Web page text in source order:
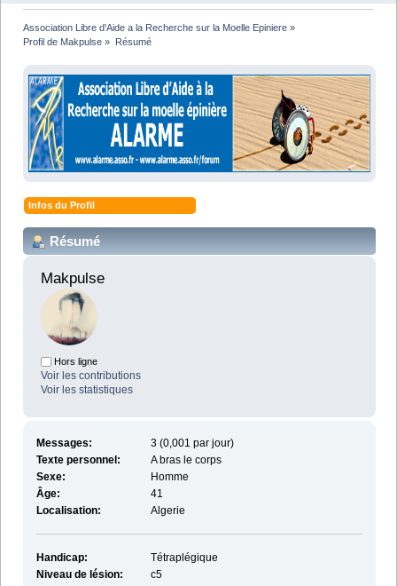
Association Libre d'Aide a la Recherche sur la Moelle Epiniere »
Profil de Makpulse » Résumé
Infos du Profil
Résumé
Makpulse
Hors ligne
Voir les contributions
Voir les statistiques
Messages:
3 (0,001 par jour)
Texte personnel:
A bras le corps
Sexe:
Homme
Âge:
41
Localisation:
Algerie
Handicap:
Tétraplégique
Niveau de lésion:
c5